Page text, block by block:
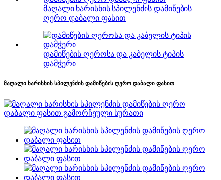
მაღალი ხარისხის სპილენძის დამიწების
ღერო დაბალი ფასით
დამიწების ღეროსა და კაბელის ტიპის
დამჭერი
მაღალი ხარისხის სპილენძის დამიწების ღერო დაბალი ფასით